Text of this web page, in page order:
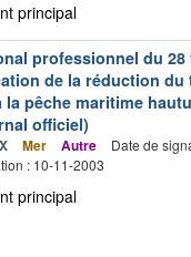
principal
professionnel du 28
de la réduction du
la pêche maritime
officiel)
Mer Autre
Date de
: 10-11-2003
principal